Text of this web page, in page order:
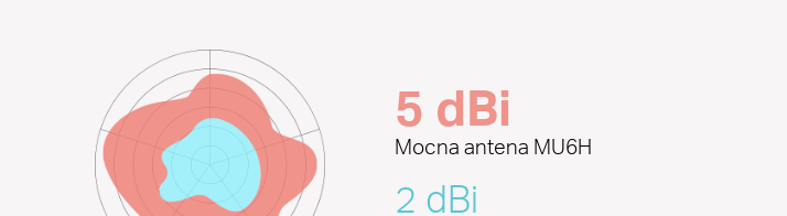
5 dBi
Mocna antena MU6H
2 dBi